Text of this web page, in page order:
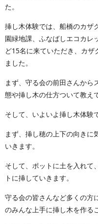
た。
挿し木体験では、船橋のカザ
園緑地課、ふなばしエコカレ
ど15名に来ていただき、カ
ました。
まず、守る会の前田さんから
態や挿し木の仕方ついて教え
そして、いよいよ挿し木体験
まず、挿し穂の上下の向きに
いきます。
そして、ポットに土を入れて
トに挿していきます。
守る会の皆さんなど多くの方
のみんな上手に挿し木を作る